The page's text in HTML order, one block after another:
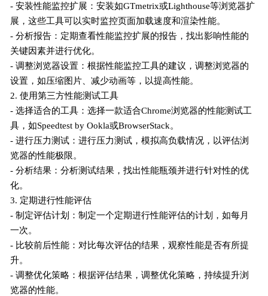
- 安装性能监控扩展：安装如GTmetrix或Lighthouse等浏览器扩
展，这些工具可以实时监控页面加载速度和渲染性能。
- 分析报告：定期查看性能监控扩展的报告，找出影响性能的
关键因素并进行优化。
- 调整浏览器设置：根据性能监控工具的建议，调整浏览器的
设置，如压缩图片、减少动画等，以提高性能。
2. 使用第三方性能测试工具
- 选择适合的工具：选择一款适合Chrome浏览器的性能测试工
具，如Speedtest by Ookla或BrowserStack。
- 进行压力测试：进行压力测试，模拟高负载情况，以评估浏
览器的性能极限。
- 分析结果：分析测试结果，找出性能瓶颈并进行针对性的优
化。
3. 定期进行性能评估
- 制定评估计划：制定一个定期进行性能评估的计划，如每月
一次。
- 比较前后性能：对比每次评估的结果，观察性能是否有所提
升。
- 调整优化策略：根据评估结果，调整优化策略，持续提升浏
览器的性能。